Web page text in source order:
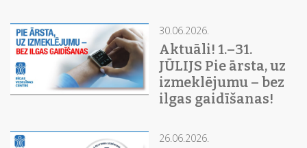
30.06.2026.
Aktuāli! 1.–31.
JŪLIJS Pie ārsta, uz
izmeklējumu – bez
ilgas gaidīšanas!
26.06.2026.